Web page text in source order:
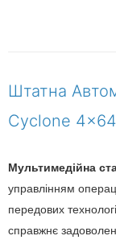
Штатна
Cyclone
Мультимедійна
управлінням
передових
справжнє